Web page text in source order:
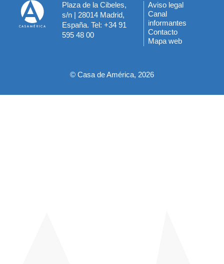
Plaza de la Cibeles,
s/n | 28014 Madrid,
España. Tel: +34 91
595 48 00
Menú
del
pie
Aviso legal
Canal
informantes
Contacto
Mapa web
© Casa de América, 2026